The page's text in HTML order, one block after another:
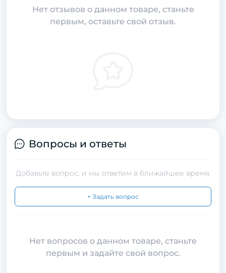
Нет отзывов о данном товаре, станьте
первым, оставьте свой отзыв.
Вопросы и ответы
Добавьте вопрос, и мы ответим в ближайшее время.
+ Задать вопрос
Нет вопросов о данном товаре, станьте
первым и задайте свой вопрос.